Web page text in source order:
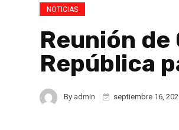
NOTICIAS
Reunión
República
By admin septiembre 16,